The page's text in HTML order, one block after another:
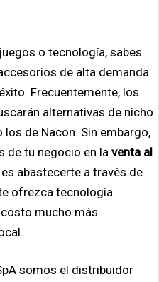
o tecnología, sabes
de alta demanda
Frecuentemente, los
alternativas de nicho
de Nacon. Sin embargo,
de tu negocio en la venta al
abastecerte a través de
ofrezca tecnología
mucho más
somos el distribuidor